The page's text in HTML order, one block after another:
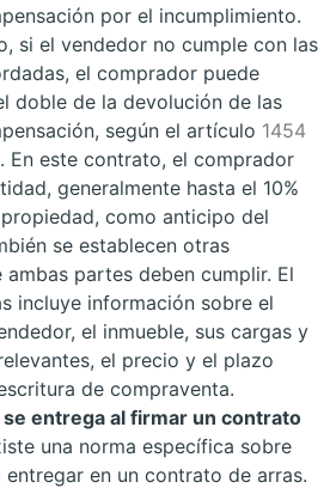
por el incumplimiento.
si el vendedor no cumple con las
el comprador puede
doble de la devolución de las
según el artículo 1454
. En este contrato, el comprador
generalmente hasta el 10%
como anticipo del
se establecen otras
partes deben cumplir. El
incluye información sobre el
el inmueble, sus cargas y
el precio y el plazo
de compraventa.
entrega al firmar un contrato
una norma específica sobre
entregar en un contrato de arras.